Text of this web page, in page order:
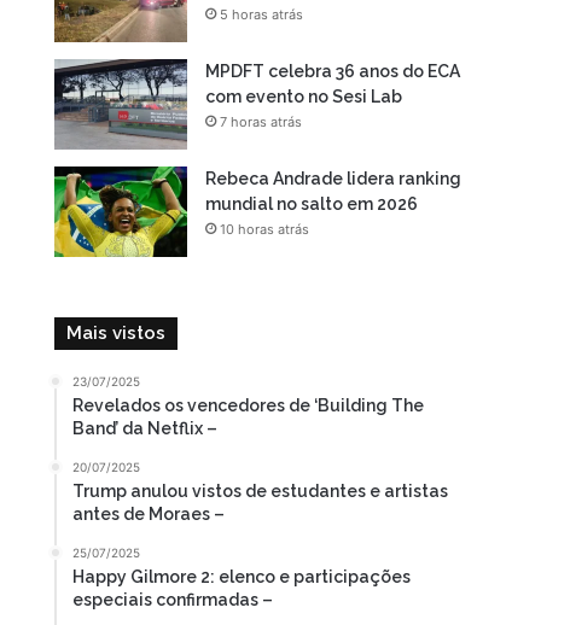
5 horas atrás
MPDFT celebra 36 anos do ECA
com evento no Sesi Lab
7 horas atrás
Rebeca Andrade lidera ranking
mundial no salto em 2026
10 horas atrás
Mais vistos
23/07/2025
Revelados os vencedores de ‘Building The
Band’ da Netflix –
20/07/2025
Trump anulou vistos de estudantes e artistas
antes de Moraes –
25/07/2025
Happy Gilmore 2: elenco e participações
especiais confirmadas –